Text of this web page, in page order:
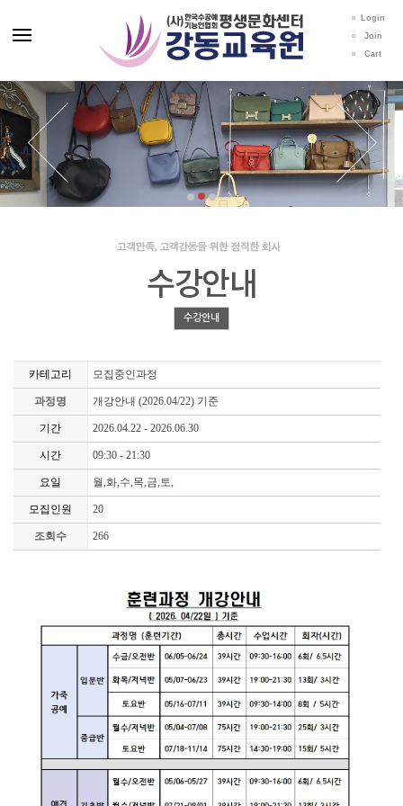
Login
Join
Cart
수강안내
수강안내
카테고리 모집중인과정
과정명 개강안내 (2026.04/22) 기준
기간 2026.04.22 - 2026.06.30
시간 09:30 - 21:30
요일 월,화,수,목,금,토,
모집인원 20
조회수 266